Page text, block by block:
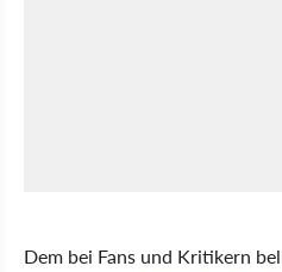
Dem bei Fans und Kritikern